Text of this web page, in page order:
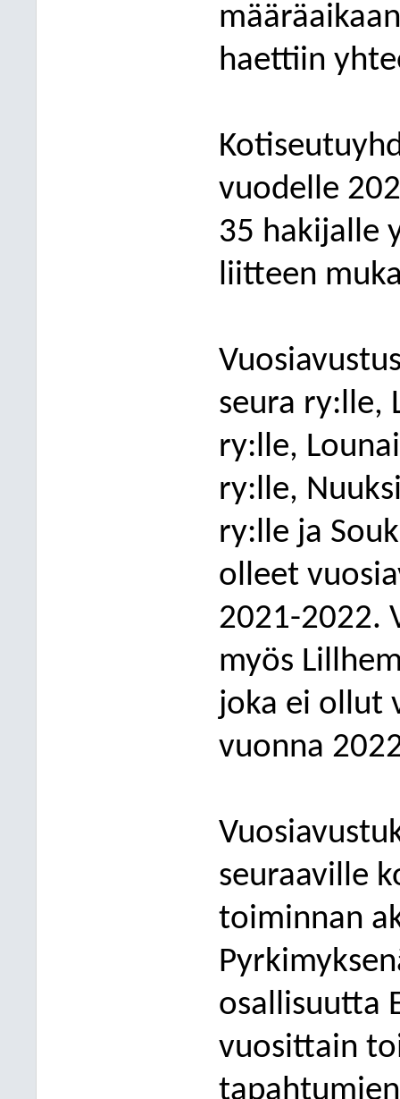
haettiin
vuodelle
35 hakijalle
liitteen
seura ry:lle,
ry:lle,
ry:lle,
ry:lle ja
olleet
2021-2022.
myös
joka ei ollut
vuonna
seuraaville
toiminnan
osallisuutta
vuosittain